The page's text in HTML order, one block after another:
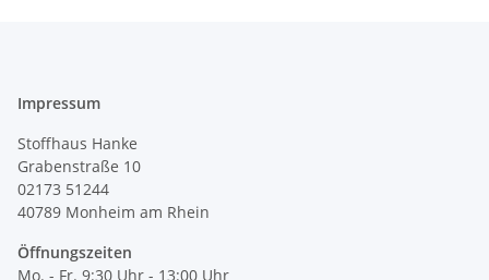
Impressum
Stoffhaus Hanke
Grabenstraße 10
02173 51244
40789 Monheim am Rhein
Öffnungszeiten
Mo. - Fr. 9:30 Uhr - 13:00 Uhr